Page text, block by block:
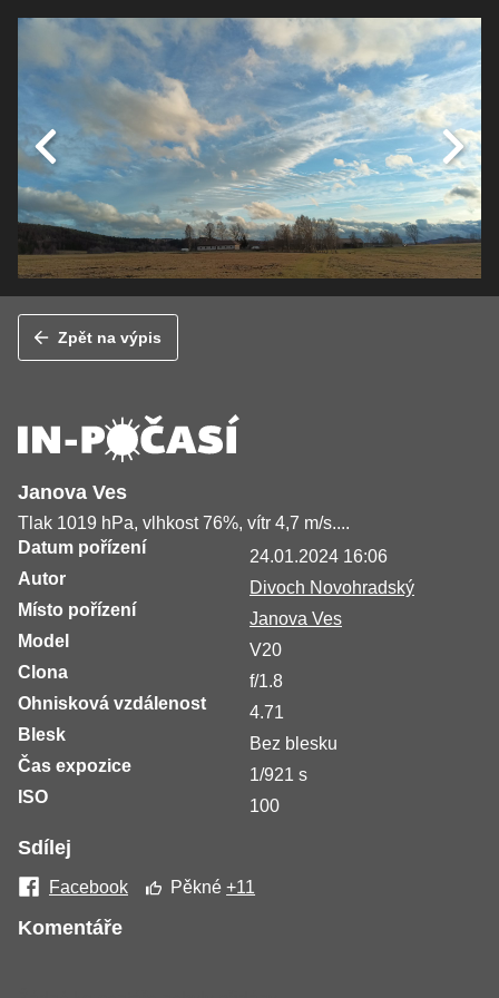
Zpět na výpis
Janova Ves
Tlak 1019 hPa, vlhkost 76%, vítr 4,7 m/s....
Datum pořízení
24.01.2024 16:06
Autor
Divoch Novohradský
Místo pořízení
Janova Ves
Model
V20
Clona
f/1.8
Ohnisková vzdálenost
4.71
Blesk
Bez blesku
Čas expozice
1/921 s
ISO
100
Sdílej
Facebook Pěkné+11
Komentáře